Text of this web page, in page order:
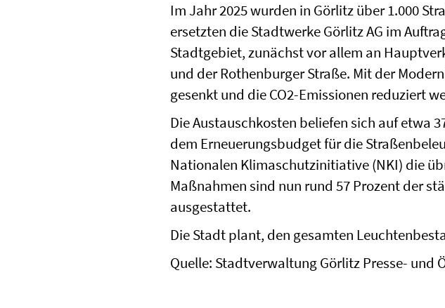
Im Jahr 2025 wurden in Görlitz über 1.000
ersetzten die Stadtwerke Görlitz AG im
Stadtgebiet, zunächst vor allem an
und der Rothenburger Straße. Mit der
gesenkt und die CO2-Emissionen reduziert
Die Austauschkosten beliefen sich auf etwa
dem Erneuerungsbudget für die
Nationalen Klimaschutzinitiative (NKI) die
Maßnahmen sind nun rund 57 Prozent der
ausgestattet.
Die Stadt plant, den gesamten
Quelle: Stadtverwaltung Görlitz Presse- und